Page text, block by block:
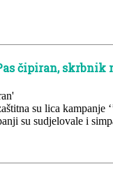
čipiran, skrbnik
su lica kampanje
su sudjelovale i